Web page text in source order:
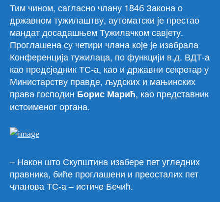
Тим чином, сагласно члану 184б Закона о
државном тужилаштву, аутоматски jе престао
мандат досадашњем Тужилачком савjету.
Проглашена су четири члана коjе jе изабрала
Конференциjа тужилаца, по функциjи в.д. ВДТ-а
као предсjедник ТС-а, као и државни секретар у
Министарству правде, људских и мањинских
права господин Борис Марић, као представник
истоименог органа.
– Након што Скупштина изабере пет угледних
правника, биће проглашени и преосталих пет
чланова ТС-а – истиче Бечић.